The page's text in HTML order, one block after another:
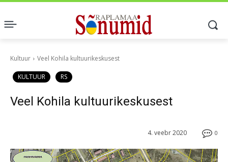
Kultuur Veel Kohila kultuurikeskusest
KULTUUR RS
Veel Kohila kultuurikeskusest
0
4. veebr 2020